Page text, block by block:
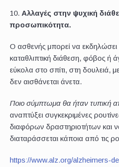
Αλλαγές στην ψυχική
προσωπικότητα.
Ο ασθενής μπορεί να
καταθλιπτική διάθεση, φόβος ή
εύκολα στο σπίτι, στη δουλειά,
δεν αισθάνεται άνετα.
Ποιο σύμπτωμα θα ήταν τυπική
αναπτύξει συγκεκριμένες
διαφόρων δραστηριοτήτων και
διαταράσσεται κάποια από τις
https://www.alz.org/alzheimers-